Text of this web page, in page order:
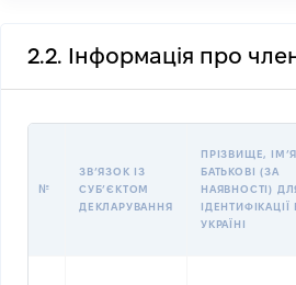
2.2. Інформація про
№
ЗВʼЯЗОК ІЗ
СУБʼЄКТОМ
ДЕКЛАРУВАННЯ
ПРІЗВИЩЕ,
БАТЬКОВІ (ЗА
НАЯВНОСТІ)
ІДЕНТИФІКАЦІЇ
УКРАЇНІ